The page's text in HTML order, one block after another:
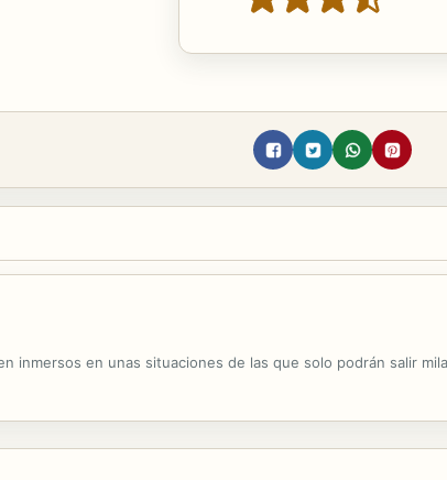
inmersos en unas situaciones de las que solo podrán salir